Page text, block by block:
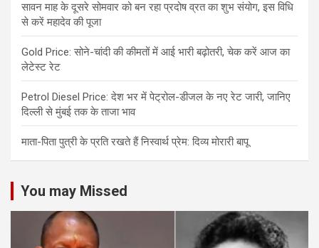
सावन माह के दूसरे सोमवार को बन रहा प्रदोष व्रत का शुभ संयोग, इस विधि
से करें महादेव की पूजा
Gold Price: सोने-चांदी की कीमतों में आई भारी बढ़ोतरी, चेक करें आज का
लेटेस्ट रेट
Petrol Diesel Price: देश भर में पेट्रोल-डीजल के नए रेट जारी, जानिए
दिल्ली से मुंबई तक के ताजा भाव
माता-पिता पुत्री के प्रति रखते हैं निस्वार्थ प्रेम: दिव्य मोरारी बापू
You may Missed